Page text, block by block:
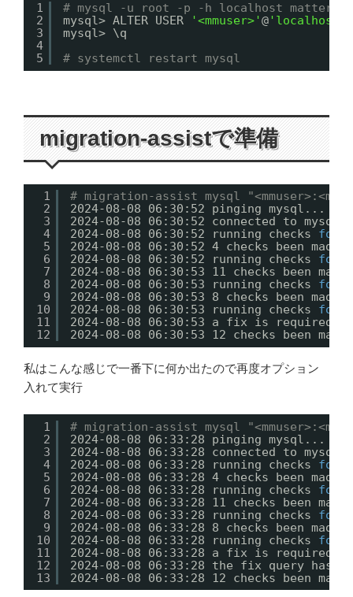
1
2
3
4
5
# mysql -u root -p -h localhost
mysql> ALTER USER
'<mmuser>'@'localhost'
mysql> \q
# systemctl restart mysql
migration-assistで準備
1
2
3
4
5
6
7
8
9
10
11
12
# migration-assist mysql
2024-08-08 06:30:52 pinging mysql...
2024-08-08 06:30:52 connected to
2024-08-08 06:30:52 running checks for
2024-08-08 06:30:52 4 checks been
2024-08-08 06:30:52 running checks for
2024-08-08 06:30:53 11 checks been
2024-08-08 06:30:53 running checks for
2024-08-08 06:30:53 8 checks been
2024-08-08 06:30:53 running checks for
2024-08-08 06:30:53 a fix is required
2024-08-08 06:30:53 12 checks been
私はこんな感じで一番下に何か出たので再度オプション
入れて実行
1
2
3
4
5
6
7
8
9
10
11
12
13
# migration-assist mysql
2024-08-08 06:33:28 pinging mysql...
2024-08-08 06:33:28 connected to
2024-08-08 06:33:28 running checks for
2024-08-08 06:33:28 4 checks been
2024-08-08 06:33:28 running checks for
2024-08-08 06:33:28 11 checks been
2024-08-08 06:33:28 running checks for
2024-08-08 06:33:28 8 checks been
2024-08-08 06:33:28 running checks for
2024-08-08 06:33:28 a fix is required
2024-08-08 06:33:28 the fix query has
2024-08-08 06:33:28 12 checks been